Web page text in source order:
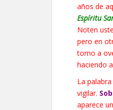
años de
Espíritu
Noten
pero en
torno a
haciendo
La
vigilar.
aparece